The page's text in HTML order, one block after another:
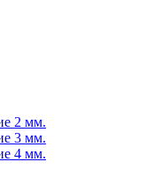
2 мм.
3 мм.
4 мм.